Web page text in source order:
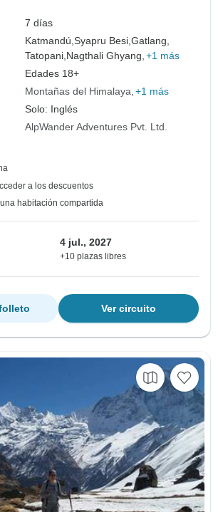
7 días
Katmandú,Syapru Besi,Gatlang,
Tatopani, Nagthali Ghyang, +1 más
Edades 18+
Montañas del Himalaya +1 más
Solo: Inglés
AlpWander Adventures Pvt. Ltd.
a los descuentos
habitación compartida
4 jul., 2027
+10 plazas libres
Ver circuito